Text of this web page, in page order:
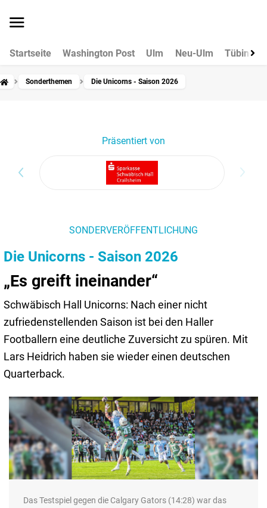
Startseite Washington Post Ulm Neu-Ulm Tübingen
Sonderthemen Die Unicorns - Saison 2026
Präsentiert von
SONDERVERÖFFENTLICHUNG
Die Unicorns - Saison 2026
„Es greift ineinander“
Schwäbisch Hall Unicorns: Nach einer nicht
zufriedenstellenden Saison ist bei den Haller
Footballern eine deutliche Zuversicht zu spüren. Mit
Lars Heidrich haben sie wieder einen deutschen
Quarterback.
Das Testspiel gegen die Calgary Gators (14:28) war das